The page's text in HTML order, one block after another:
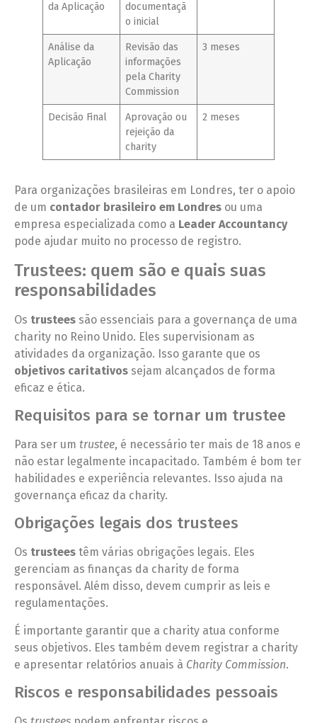
da Aplicação
documentaçã
o inicial
Análise da
Aplicação
Revisão das
informações
pela Charity
Commission
3 meses
Decisão Final
Aprovação ou
rejeição da
charity
2 meses
Para organizações brasileiras em Londres, ter o apoio
de um contador brasileiro em Londres ou uma
empresa especializada como a Leader Accountancy
pode ajudar muito no processo de registro.
Trustees: quem são e quais suas
responsabilidades
Os trustees são essenciais para a governança de uma
charity no Reino Unido. Eles supervisionam as
atividades da organização. Isso garante que os
objetivos caritativos sejam alcançados de forma
eficaz e ética.
Requisitos para se tornar um trustee
Para ser um trustee, é necessário ter mais de 18 anos e
não estar legalmente incapacitado. Também é bom ter
habilidades e experiência relevantes. Isso ajuda na
governança eficaz da charity.
Obrigações legais dos trustees
Os trustees têm várias obrigações legais. Eles
gerenciam as finanças da charity de forma
responsável. Além disso, devem cumprir as leis e
regulamentações.
É importante garantir que a charity atua conforme
seus objetivos. Eles também devem registrar a charity
e apresentar relatórios anuais à Charity Commission.
Riscos e responsabilidades pessoais